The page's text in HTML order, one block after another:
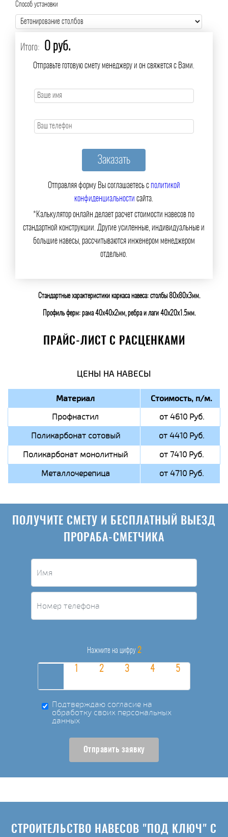
Способ установки
Итого: 0 руб.
Отправьте готовую смету менеджеру и он свяжется с Вами.
Отправляя форму Вы соглашаетесь сполитикой
конфиденциальности сайта.
*Калькулятор онлайн делает расчет стоимости навесов по
стандартной конструкции. Другие усиленные, индивидуальные и
большие навесы, рассчитываются инженером менеджером
отдельно.
Стандартные характеристики каркаса навеса: столбы 80х80х3мм.
Профиль ферм: рама 40х40х2мм, ребра и лаги 40х20х1.5мм.
ПРАЙС-ЛИСТ С РАСЦЕНКАМИ
ЦЕНЫ НА НАВЕСЫ
Материал Стоимость, п/м.
Профнастил
от 4610 Руб.
Поликарбонат сотовый
от 4410 Руб.
Поликарбонат монолитный
от 7410 Руб.
Металлочерепица
от 4710 Руб.
ПОЛУЧИТЕ СМЕТУ И БЕСПЛАТНЫЙ ВЫЕЗД
ПРОРАБА-СМЕТЧИКА
Нажмите на цифру 2
Подтверждаю согласие на
обработку своих персональных
данных
Отправить заявку
СТРОИТЕЛЬСТВО НАВЕСОВ "ПОД КЛЮЧ" С